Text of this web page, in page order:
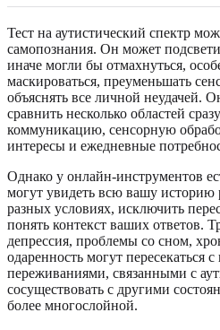
Тест на аутистический спектр
самопознания. Он может
иначе могли бы отмахнуться,
маскироваться, преуменьшать
объяснять все личной неудачей.
сравнить несколько областей
коммуникацию, сенсорную
интересы и ежедневные
Однако у онлайн-инструментов
могут увидеть всю вашу историю
разных условиях, исключить
понять контекст ваших ответов.
депрессия, проблемы со сном,
одаренность могут пересекаться
переживаниями, связанными с
сосуществовать с другими
более многослойной.